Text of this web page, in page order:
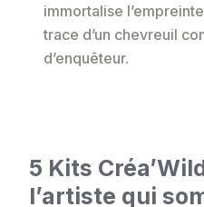
immortalise
trace d’un chevreuil
d’enquêteur.
5 Kits
l’artiste qui